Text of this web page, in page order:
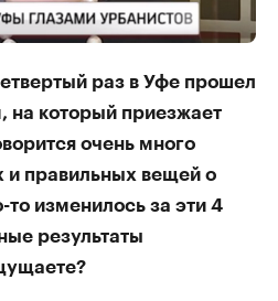
раз в Уфе прошел
который приезжает
очень много
и правильных вещей о
то изменилось за эти 4
результаты